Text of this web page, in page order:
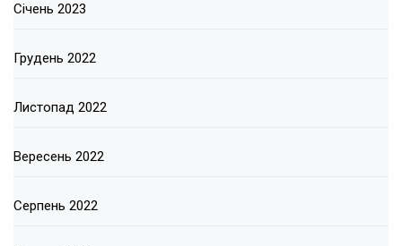
Січень 2023
Грудень 2022
Листопад 2022
Вересень 2022
Серпень 2022